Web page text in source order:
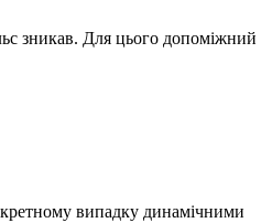
зникав. Для цього допоміжний
випадку динамічними